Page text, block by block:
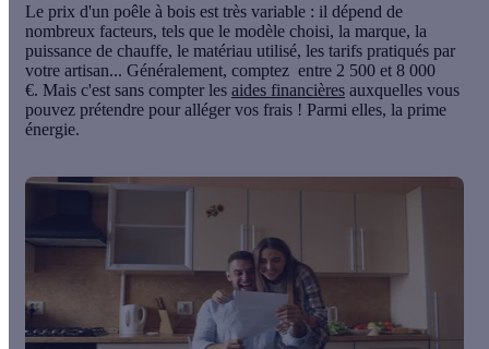
Le prix d'un poêle à bois est très variable : il dépend de
nombreux facteurs, tels que le modèle choisi, la marque, la
puissance de chauffe, le matériau utilisé, les tarifs pratiqués par
votre artisan... Généralement, comptez entre 2 500 et 8 000
€. Mais c'est sans compter les aides financières auxquelles vous
pouvez prétendre pour alléger vos frais ! Parmi elles, la prime
énergie.